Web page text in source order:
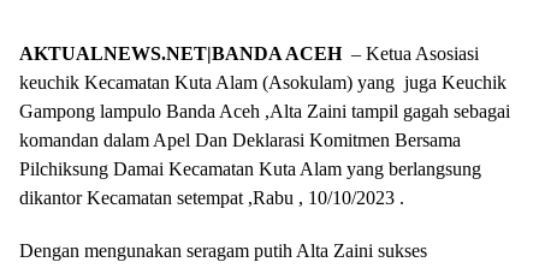
AKTUALNEWS.NET|BANDA ACEH– Ketua Asosiasi
keuchik Kecamatan Kuta Alam (Asokulam) yang juga Keuchik
Gampong lampulo Banda Aceh ,Alta Zaini tampil gagah sebagai
komandan dalam Apel Dan Deklarasi Komitmen Bersama
Pilchiksung Damai Kecamatan Kuta Alam yang berlangsung
dikantor Kecamatan setempat ,Rabu , 10/10/2023 .
Dengan mengunakan seragam putih Alta Zaini sukses